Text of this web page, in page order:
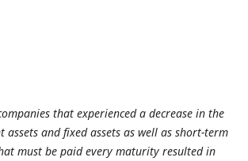
that experienced a decrease in the
and fixed assets as well as short-term
must be paid every maturity resulted in